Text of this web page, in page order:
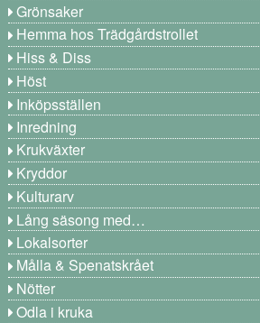
Grönsaker
Hemma hos Trädgårdstrollet
Hiss & Diss
Höst
Inköpsställen
Inredning
Krukväxter
Kryddor
Kulturarv
Lång säsong med…
Lokalsorter
Målla & Spenatskrået
Nötter
Odla i kruka